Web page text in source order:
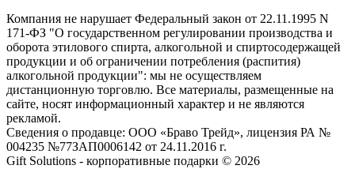
Компания не нарушает Федеральный закон от 22.11.1995 N
171-ФЗ "О государственном регулировании производства и
оборота этилового спирта, алкогольной и спиртосодержащей
продукции и об ограничении потребления (распития)
алкогольной продукции": мы не осуществляем
дистанционную торговлю. Все материалы, размещенные на
сайте, носят информационный характер и не являются
рекламой.
Сведения о продавце: ООО «Браво Трейд», лицензия РА №
004235 №77ЗАП0006142 от 24.11.2016 г.
Gift Solutions - корпоративные подарки © 2026